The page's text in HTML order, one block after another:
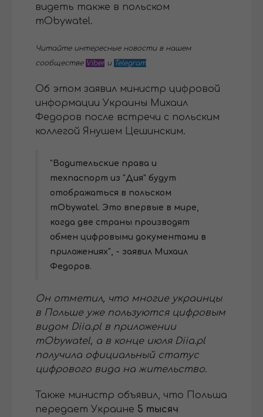
видеть также в польском
mObywatel.
Читайте интересные новости в нашем
сообществе Viber и Telegram
Об этом заявил министр цифровой
информации Украины Михаил
Федоров после встречи с польским
коллегой Янушем Цешинским.
"Водительские права и
техпаспорт из "Дия" будут
отображаться в польском
mObywatel. Это впервые в мире,
когда две страны производят
обмен цифровыми документами в
приложениях", - заявил Михаил
Федоров.
Он отметил, что многие украинцы
в Польше уже пользуются цифровым
видом Diia.pl в приложении
mObywatel, а в конце июля Diia.pl
получила официальный статус
цифрового вида на жительство.
Также министр объявил, что Польша
передает Украине 5 тысяч